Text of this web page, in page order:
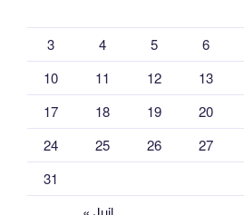
3
4 5 6
10
11 12 13
17
18 19 20
24
25 26 27
31